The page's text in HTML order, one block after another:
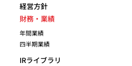
経営方針
財務・業績
年間業績
四半期業績
IRライブラリ